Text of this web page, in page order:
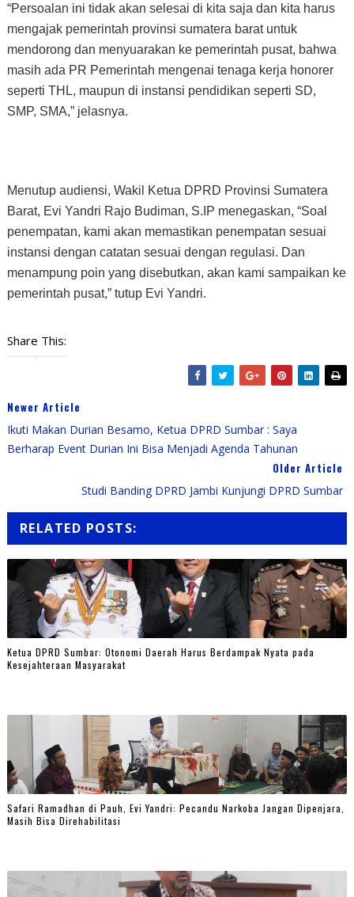
“Persoalan ini tidak akan selesai di kita saja dan kita harus
mengajak pemerintah provinsi sumatera barat untuk
mendorong dan menyuarakan ke pemerintah pusat, bahwa
masih ada PR Pemerintah mengenai tenaga kerja honorer
seperti THL, maupun di instansi pendidikan seperti SD,
SMP, SMA,” jelasnya.
Menutup audiensi, Wakil Ketua DPRD Provinsi Sumatera
Barat, Evi Yandri Rajo Budiman, S.IP menegaskan, “Soal
penempatan, kami akan memastikan penempatan sesuai
instansi dengan catatan sesuai dengan regulasi. Dan
menampung poin yang disebutkan, akan kami sampaikan ke
pemerintah pusat,” tutup Evi Yandri.
Share This:
Newer Article
Ikuti Makan Durian Besamo, Ketua DPRD Sumbar : Saya
Berharap Event Durian Ini Bisa Menjadi Agenda Tahunan
Older Article
Studi Banding DPRD Jambi Kunjungi DPRD Sumbar
RELATED POSTS:
Ketua DPRD Sumbar: Otonomi Daerah Harus Berdampak Nyata pada
Kesejahteraan Masyarakat
Safari Ramadhan di Pauh, Evi Yandri: Pecandu Narkoba Jangan Dipenjara,
Masih Bisa Direhabilitasi